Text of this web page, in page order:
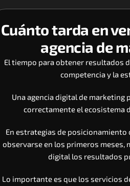
Cuánto tarda en
agencia de
El tiempo para obtener resultados
competencia y la
Una agencia digital de
correctamente el ecosistema
En estrategias de
observarse en los primeros meses,
digital los resultados
Lo importante es que los servicios